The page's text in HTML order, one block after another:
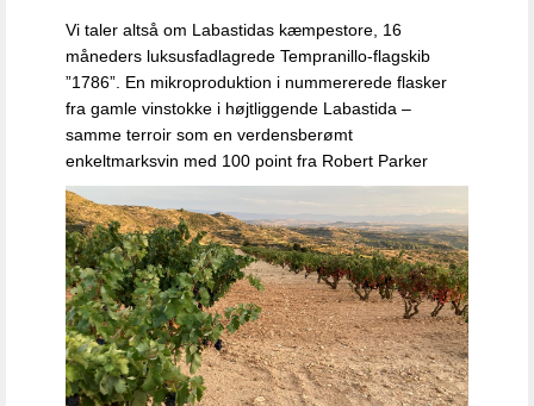
Vi taler altså om Labastidas kæmpestore, 16
måneders luksusfadlagrede Tempranillo-flagskib
”1786”. En mikroproduktion i nummererede flasker
fra gamle vinstokke i højtliggende Labastida –
samme terroir som en verdensberømt
enkeltmarksvin med 100 point fra Robert Parker